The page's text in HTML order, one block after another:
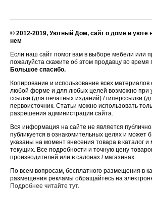
© 2012-2019, Уютный Дом, сайт о доме и уюте
нем
Если наш сайт помог вам в выборе мебели или
пожалуйста скажите об этом продавцу во время
Большое спасибо.
Копирование и использование всех материалов
любой форме и для любых целей возможно при
ссылки (для печатных изданий) / гиперссылки
первоисточник. Статьи можно использовать
разрешения администрации сайта.
Вся информация на сайте не является
публикуется в ознакомительных целях и может
указаны на момент внесения товара в каталог и
текущих. Все подробности и точную цену
производителей или в салонах / магазинах.
По всем вопросам, бесплатного размещения в
размещения рекламы обращайтесь на
Подробнее читайте тут.